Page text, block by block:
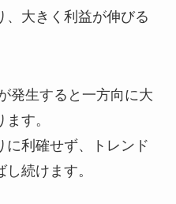
、大きく利益が伸びる
発生すると一方向に大
す。
に利確せず、トレンド
続けます。